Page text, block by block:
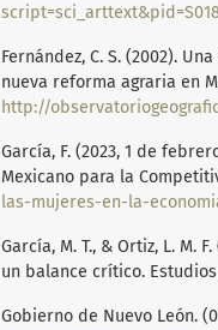
Fernández, C. S. (2002).
nueva reforma agraria en
http://
García, F. (2023, 1 de
Mexicano para la
las-mujeres-en-la-
García, M. T., & Ortiz, L. M.
un balance crítico. Estudios
Gobierno de Nuevo León.